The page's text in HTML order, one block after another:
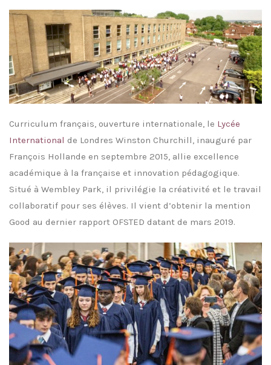
Curriculum français, ouverture internationale, le Lycée
International de Londres Winston Churchill, inauguré par
François Hollande en septembre 2015, allie excellence
académique à la française et innovation pédagogique.
Situé à Wembley Park, il privilégie la créativité et le travail
collaboratif pour ses élèves. Il vient d’obtenir la mention
Good au dernier rapport OFSTED datant de mars 2019.